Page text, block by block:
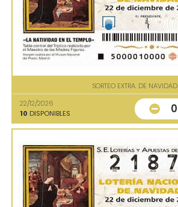
SORTEO EXTRA. DE NAVIDAD
22/12/2026
10 DISPONIBLES 0